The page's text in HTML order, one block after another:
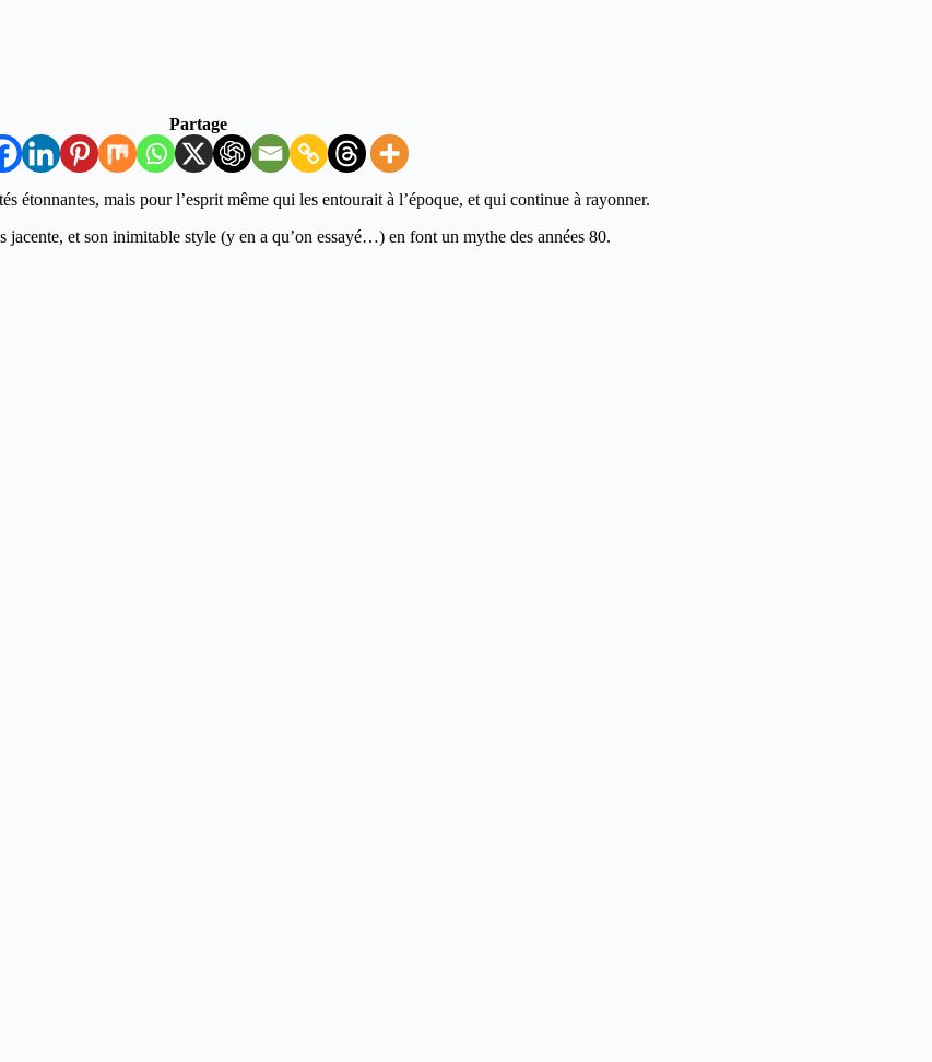
Partage
étonnantes, mais pour l’esprit même qui les entourait à l’époque, et qui continue à rayonner.
et son inimitable style (y en a qu’on essayé…) en font un mythe des années 80.